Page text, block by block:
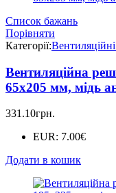
Список бажань
Порівняти
Категорії:
Вентиляційна
65х205 мм, мідь
331.10грн.
EUR: 7.00€
Додати в кошик